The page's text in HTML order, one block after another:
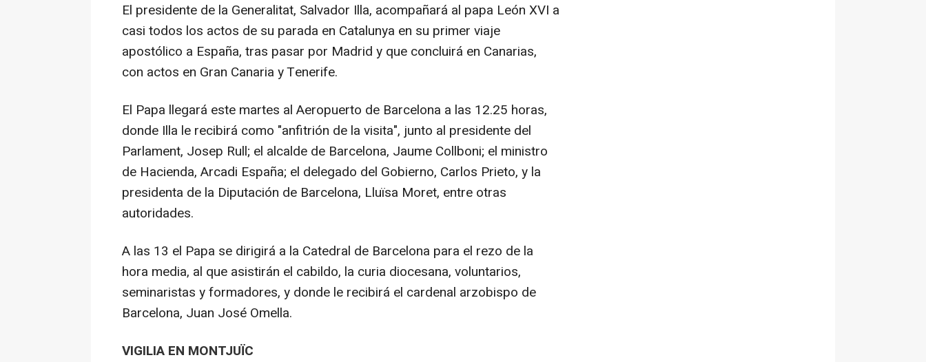
El presidente de la Generalitat, Salvador Illa, acompañará al papa León XVI a
casi todos los actos de su parada en Catalunya en su primer viaje
apostólico a España, tras pasar por Madrid y que concluirá en Canarias,
con actos en Gran Canaria y Tenerife.
El Papa llegará este martes al Aeropuerto de Barcelona a las 12.25 horas,
donde Illa le recibirá como "anfitrión de la visita", junto al presidente del
Parlament, Josep Rull; el alcalde de Barcelona, Jaume Collboni; el ministro
de Hacienda, Arcadi España; el delegado del Gobierno, Carlos Prieto, y la
presidenta de la Diputación de Barcelona, Lluïsa Moret, entre otras
autoridades.
A las 13 el Papa se dirigirá a la Catedral de Barcelona para el rezo de la
hora media, al que asistirán el cabildo, la curia diocesana, voluntarios,
seminaristas y formadores, y donde le recibirá el cardenal arzobispo de
Barcelona, Juan José Omella.
VIGILIA EN MONTJUÏC